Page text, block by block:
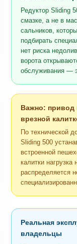
Редуктор Sliding
смазке, а не в
сальников,
подбирать
нет риска
ворота
обслуживания —
Важно: привод
врезной
По технической
Sliding 500
встроенной
калитки
распределяется
Реальная
владельцы